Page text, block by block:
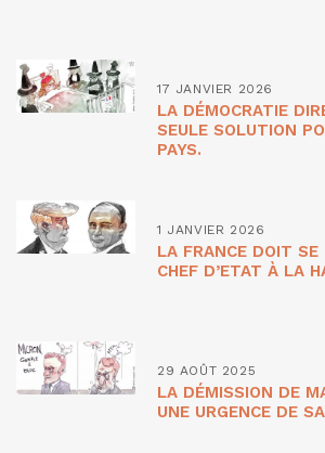
17 JANVIER 2026
LA DÉMOCRATIE
SEULE SOLUTION
PAYS.
1 JANVIER 2026
LA FRANCE DOIT SE
CHEF D’ETAT À LA
29 AOÛT 2025
LA DÉMISSION DE
UNE URGENCE DE